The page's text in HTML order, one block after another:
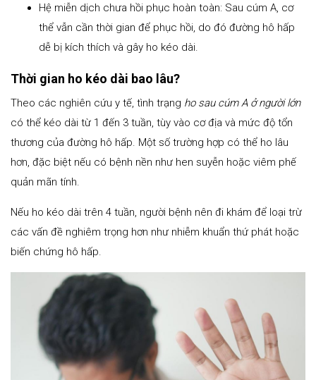
Hệ miễn dịch chưa hồi phục hoàn toàn: Sau cúm A, cơ
thể vẫn cần thời gian để phục hồi, do đó đường hô hấp
dễ bị kích thích và gây ho kéo dài.
Thời gian ho kéo dài bao lâu?
Theo các nghiên cứu y tế, tình trạng ho sau cúm A ở người lớn
có thể kéo dài từ 1 đến 3 tuần, tùy vào cơ địa và mức độ tổn
thương của đường hô hấp. Một số trường hợp có thể ho lâu
hơn, đặc biệt nếu có bệnh nền như hen suyễn hoặc viêm phế
quản mãn tính.
Nếu ho kéo dài trên 4 tuần, người bệnh nên đi khám để loại trừ
các vấn đề nghiêm trọng hơn như nhiễm khuẩn thứ phát hoặc
biến chứng hô hấp.